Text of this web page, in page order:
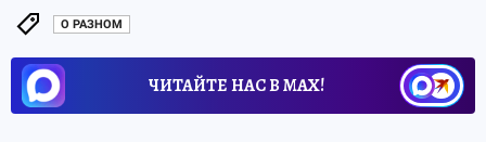
О РАЗНОМ
ЧИТАЙТЕ НАС В МАХ!